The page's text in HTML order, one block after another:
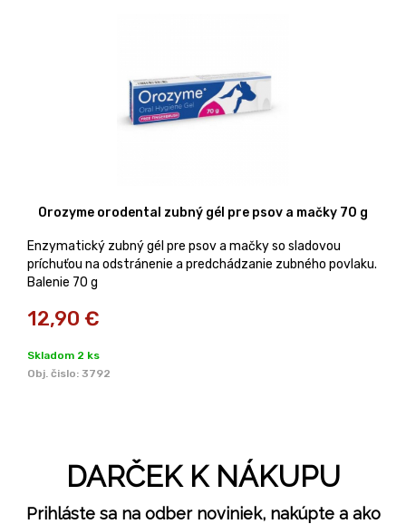
Orozyme orodental zubný gél pre psov a mačky 70 g
Enzymatický zubný gél pre psov a mačky so sladovou
príchuťou na odstránenie a predchádzanie zubného povlaku.
Balenie 70 g
12,90 €
Skladom 2 ks
Obj. čislo: 3792
DARČEK K NÁKUPU
Prihláste sa na odber noviniek, nakúpte a ako